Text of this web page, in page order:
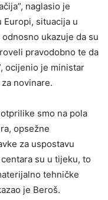
naglasio je
situacija u
ukazuje da su
pravodobno te da
ocijenio je ministar
novinare.
smo na pola
opsežne
za uspostavu
su u tijeku, to
tehničke
je Beroš.